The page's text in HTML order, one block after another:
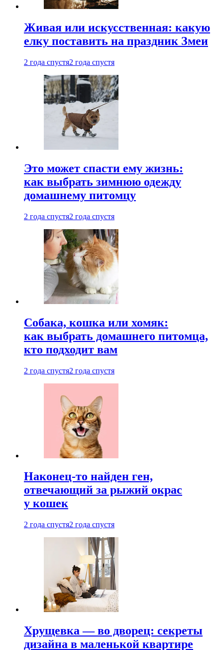
Живая или искусственная: какую
елку поставить на праздник Змеи
2 года спустя2 года спустя
Это может спасти ему жизнь:
как выбрать зимнюю одежду
домашнему питомцу
2 года спустя2 года спустя
Собака, кошка или хомяк:
как выбрать домашнего питомца,
кто подходит вам
2 года спустя2 года спустя
Наконец-то найден ген,
отвечающий за рыжий окрас
у кошек
2 года спустя2 года спустя
Хрущевка — во дворец: секреты
дизайна в маленькой квартире